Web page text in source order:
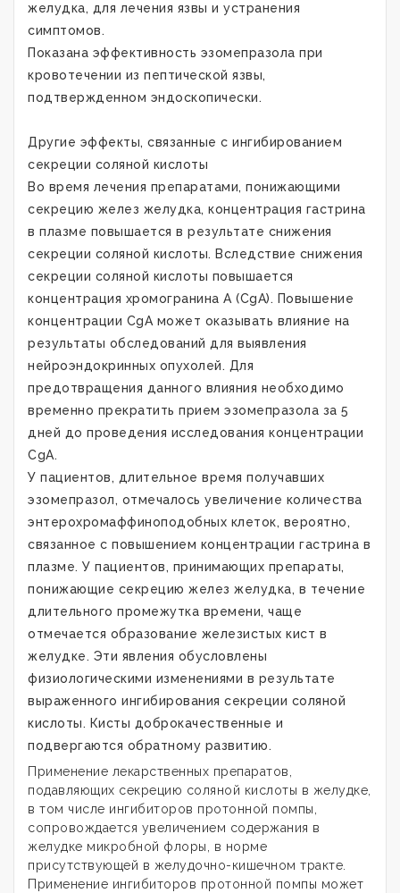
желудка, для лечения язвы и устранения
симптомов.
Показана эффективность эзомепразола при
кровотечении из пептической язвы,
подтвержденном эндоскопически.
Другие эффекты, связанные с ингибированием
секреции соляной кислоты
Во время лечения препаратами, понижающими
секрецию желез желудка, концентрация гастрина
в плазме повышается в результате снижения
секреции соляной кислоты. Вследствие снижения
секреции соляной кислоты повышается
концентрация хромогранина А (CgA). Повышение
концентрации CgA может оказывать влияние на
результаты обследований для выявления
нейроэндокринных опухолей. Для
предотвращения данного влияния необходимо
временно прекратить прием эзомепразола за 5
дней до проведения исследования концентрации
CgA.
У пациентов, длительное время получавших
эзомепразол, отмечалось увеличение количества
энтерохромаффиноподобных клеток, вероятно,
связанное с повышением концентрации гастрина в
плазме. У пациентов, принимающих препараты,
понижающие секрецию желез желудка, в течение
длительного промежутка времени, чаще
отмечается образование железистых кист в
желудке. Эти явления обусловлены
физиологическими изменениями в результате
выраженного ингибирования секреции соляной
кислоты. Кисты доброкачественные и
подвергаются обратному развитию.
Применение лекарственных препаратов,
подавляющих секрецию соляной кислоты в желудке,
в том числе ингибиторов протонной помпы,
сопровождается увеличением содержания в
желудке микробной флоры, в норме
присутствующей в желудочно-кишечном тракте.
Применение ингибиторов протонной помпы может